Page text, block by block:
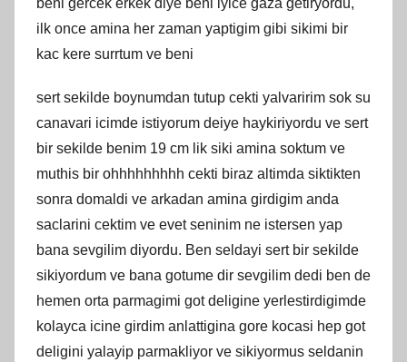
ilk once amina her zaman yaptigim gibi sikimi bir
kac kere surrtum ve beni
sert sekilde boynumdan tutup cekti yalvaririm sok su
canavari icimde istiyorum deiye haykiriyordu ve sert
bir sekilde benim 19 cm lik siki amina soktum ve
muthis bir ohhhhhhhhh cekti biraz altimda siktikten
sonra domaldi ve arkadan amina girdigim anda
saclarini cektim ve evet seninim ne istersen yap
bana sevgilim diyordu. Ben seldayi sert bir sekilde
sikiyordum ve bana gotume dir sevgilim dedi ben de
hemen orta parmagimi got deligine yerlestirdigimde
kolayca icine girdim anlattigina gore kocasi hep got
deligini yalayip parmakliyor ve sikiyormus seldanin